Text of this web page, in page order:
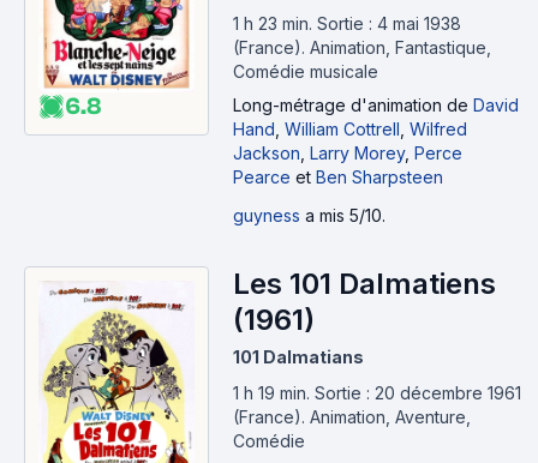
6.8
1 h 23 min. Sortie : 4 mai 1938
(France). Animation, Fantastique,
Comédie musicale
Long-métrage d'animation de David
Hand William Cottrell Wilfred
Jackson Larry Morey, Perce
Pearce et Ben Sharpsteen
guyness a mis 5/10.
Les 101 Dalmatiens
(1961)
101 Dalmatians
1 h 19 min. Sortie : 20 décembre 1961
(France). Animation, Aventure,
Comédie